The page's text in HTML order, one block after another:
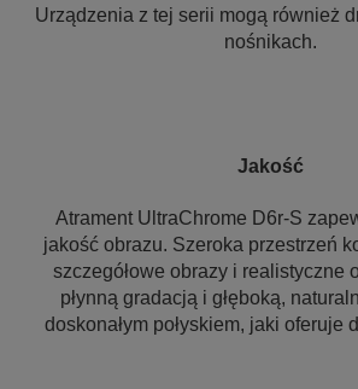
Urządzenia z tej serii mogą również
nośnikach.
Jakość
Atrament UltraChrome D6r-S
jakość obrazu. Szeroka przestrzeń
szczegółowe obrazy i realistyczne
płynną gradacją i głęboką,
doskonałym połyskiem, jaki oferuje